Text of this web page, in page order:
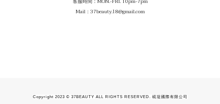
Mail：37beauty.18@gmail.com
Copyright 2023 © 37BEAUTY ALL RIGHTS RESERVED. 椛堤國際有限公司